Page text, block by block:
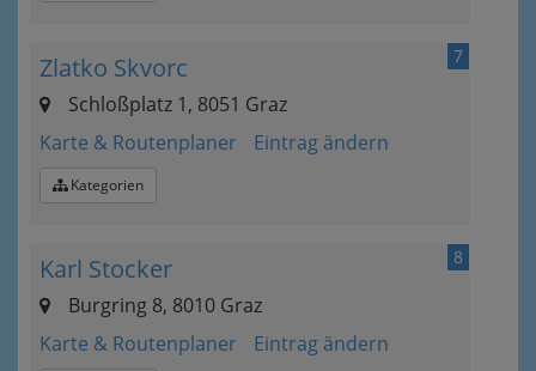
7
Zlatko Skvorc
Schloßplatz 1, 8051 Graz
Karte & Routenplaner
Eintrag ändern
Kategorien
8
Karl Stocker
Burgring 8, 8010 Graz
Karte & Routenplaner
Eintrag ändern